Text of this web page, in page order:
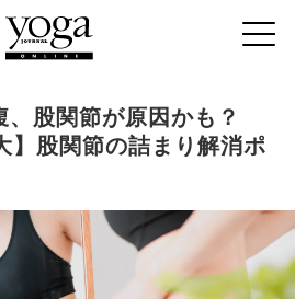
股関節が原因かも？
】股関節の詰まり解消ポ